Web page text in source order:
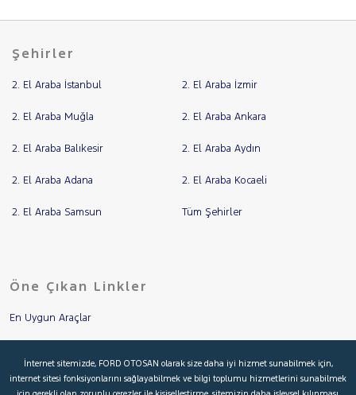
Şehirler
2. El Araba İstanbul 2. El Araba İzmir
2. El Araba Muğla 2. El Araba Ankara
2. El Araba Balıkesir 2. El Araba Aydın
2. El Araba Adana 2. El Araba Kocaeli
2. El Araba Samsun Tüm Şehirler
Öne Çıkan Linkler
En Uygun Araçlar
İkinci El Garanti
İnternet sitemizde, FORD OTOSAN olarak size daha iyi hizmet sunabilmek için,
internet sitesi fonksiyonlarını sağlayabilmek ve bilgi toplumu hizmetlerini sunabilmek